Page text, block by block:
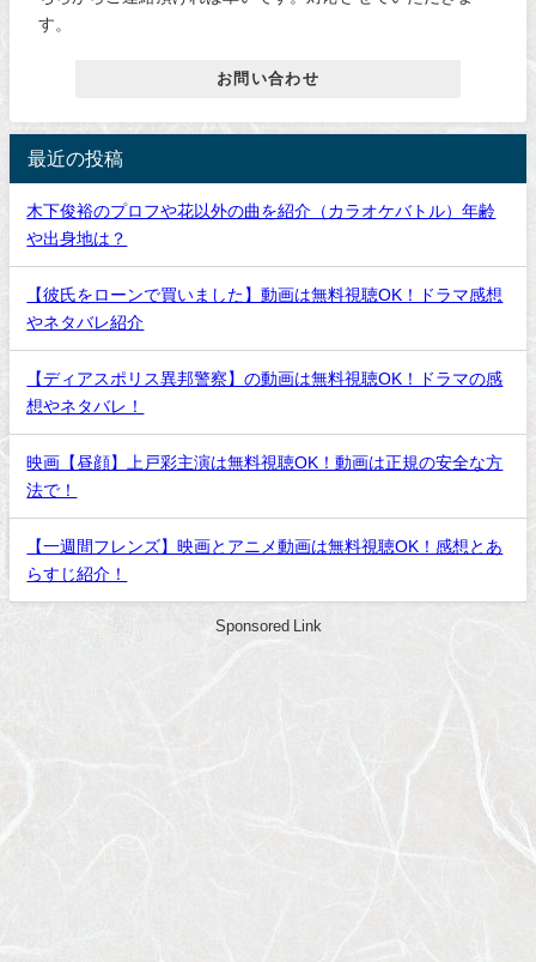
す。
お問い合わせ
最近の投稿
木下俊裕のプロフや花以外の曲を紹介（カラオケバトル）年齢
や出身地は？
【彼氏をローンで買いました】動画は無料視聴OK！ドラマ感想
やネタバレ紹介
【ディアスポリス異邦警察】の動画は無料視聴OK！ドラマの感
想やネタバレ！
映画【昼顔】上戸彩主演は無料視聴OK！動画は正規の安全な方
法で！
【一週間フレンズ】映画とアニメ動画は無料視聴OK！感想とあ
らすじ紹介！
Sponsored Link